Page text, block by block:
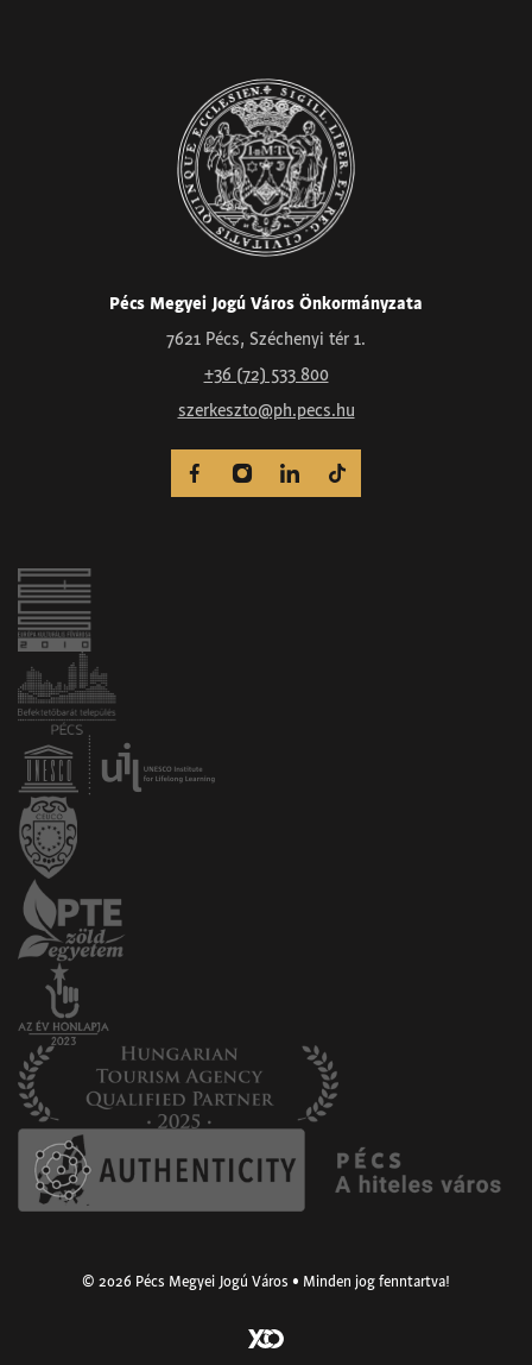
Pécs Megyei Jogú Város Önkormányzata
7621 Pécs, Széchenyi tér 1.
+36 (72) 533 800
szerkeszto@ph.pecs.hu
© 2026 Pécs Megyei Jogú Város • Minden jog fenntartva!